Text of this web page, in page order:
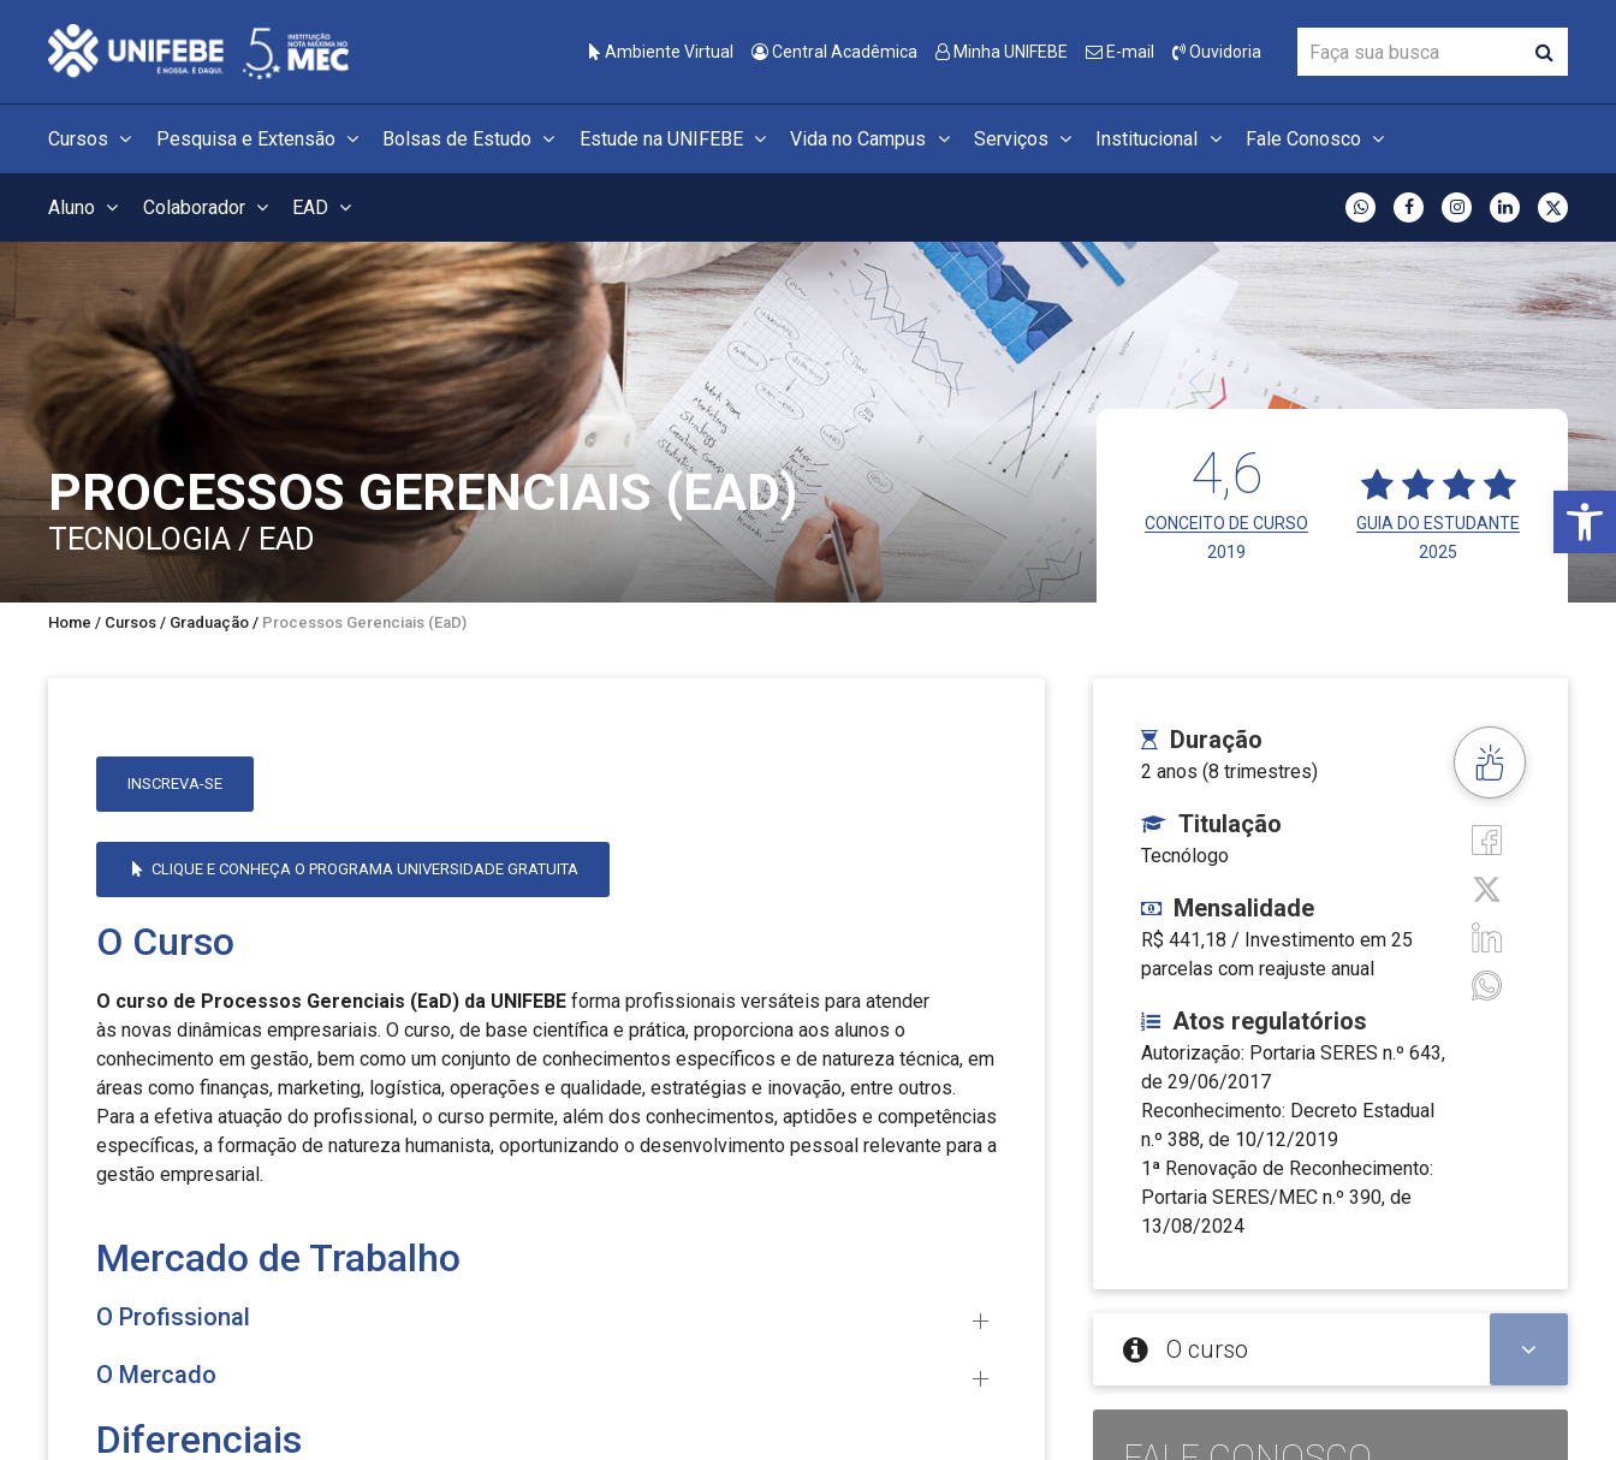
Ambiente Virtual Central Acadêmica Minha UNIFEBE E-mail Ouvidoria
Cursos Pesquisa e Extensão Bolsas de Estudo Estude na UNIFEBE Vida no Campus Serviços Institucional Fale Conosco
Aluno Colaborador EAD
PROCESSOS GERENCIAIS (EAD)
TECNOLOGIA / EAD
4,6
CONCEITO DE CURSO
2019
GUIA DO ESTUDANTE
2025
Home / Cursos / Graduação / Processos Gerenciais (EaD)
INSCREVA-SE
CLIQUE E CONHEÇA O PROGRAMA UNIVERSIDADE GRATUITA
O Curso
O curso de Processos Gerenciais (EaD) da UNIFEBE forma profissionais versáteis para atender
às novas dinâmicas empresariais. O curso, de base científica e prática, proporciona aos alunos o
conhecimento em gestão, bem como um conjunto de conhecimentos específicos e de natureza técnica, em
áreas como finanças, marketing, logística, operações e qualidade, estratégias e inovação, entre outros.
Para a efetiva atuação do profissional, o curso permite, além dos conhecimentos, aptidões e competências
específicas, a formação de natureza humanista, oportunizando o desenvolvimento pessoal relevante para a
gestão empresarial.
Mercado de Trabalho
O Profissional
O Mercado
Diferenciais
Duração
2 anos (8 trimestres)
Titulação
Tecnólogo
Mensalidade
R$ 441,18 / Investimento em 25
parcelas com reajuste anual
Atos regulatórios
Autorização: Portaria SERES n.º 643,
de 29/06/2017
Reconhecimento: Decreto Estadual
n.º 388, de 10/12/2019
1ª Renovação de Reconhecimento:
Portaria SERES/MEC n.º 390, de
13/08/2024
O curso